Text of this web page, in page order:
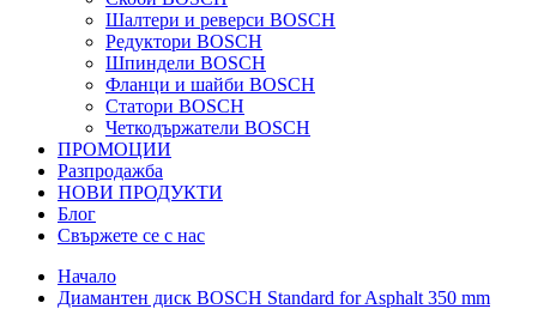
Шалтери и реверси BOSCH
Редуктори BOSCH
Шпиндели BOSCH
Фланци и шайби BOSCH
Статори BOSCH
Четкодържатели BOSCH
ПРОМОЦИИ
Разпродажба
НОВИ ПРОДУКТИ
Блог
Свържете се с нас
Начало
Диамантен диск BOSCH Standard for Asphalt 350 mm